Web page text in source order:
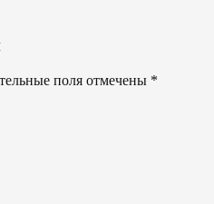
поля отмечены *